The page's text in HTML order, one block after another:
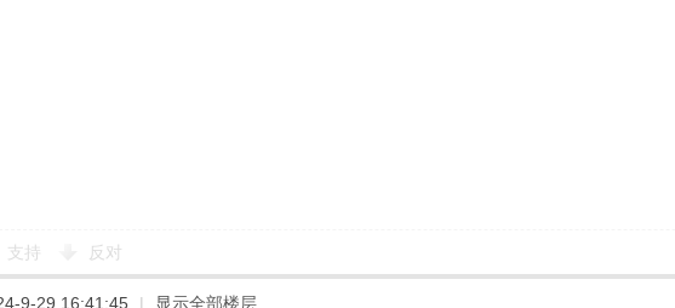
支持 反对
9-29 16:41:45 | 显示全部楼层